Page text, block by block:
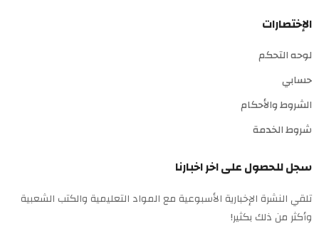
الإختصارات
لوحه التحكم
حسابي
الشروط والأحكام
شروط الخدمة
سجل للحصول على اخر اخبارنا
تلقي النشرة الإخبارية الأسبوعية مع المواد التعليمية والكتب الشعبية
وأكثر من ذلك بكثير!